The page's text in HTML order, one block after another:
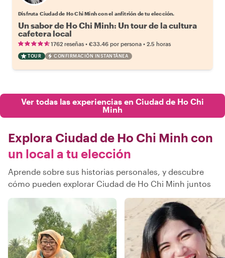
Disfruta Ciudad de Ho Chi Minh con el anfitrión de tu elección.
Un sabor de Ho Chi Minh: Un tour de la cultura
cafetera local
1762 reseñas • €33.46 por persona • 2.5 horas
TOUR CONFIRMACIÓN INSTANTÁNEA
Ver todas las experiencias en Ciudad de Ho Chi
Minh
Explora Ciudad de Ho Chi Minh con
un local a tu elección
Aprende sobre sus historias personales, y descubre
cómo pueden explorar Ciudad de Ho Chi Minh juntos